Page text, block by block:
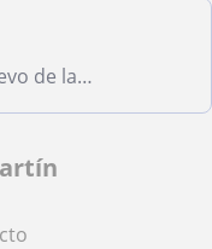
Sedaví, Benetússer, Lugar Nuevo de la Corona, Valencia Capital, Alfafar